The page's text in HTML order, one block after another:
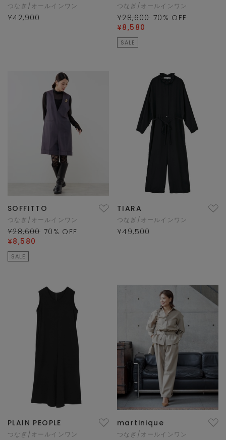
つなぎ/オールインワン
¥42,900
つなぎ/オールインワン
¥28,600 70 % OFF
¥8,580
SALE
SOFFITTO
つなぎ/オールインワン
¥28,600 70 % OFF
¥8,580
SALE
TIARA
つなぎ/オールインワン
¥49,500
PLAIN PEOPLE
つなぎ/オールインワン
martinique
つなぎ/オールインワン